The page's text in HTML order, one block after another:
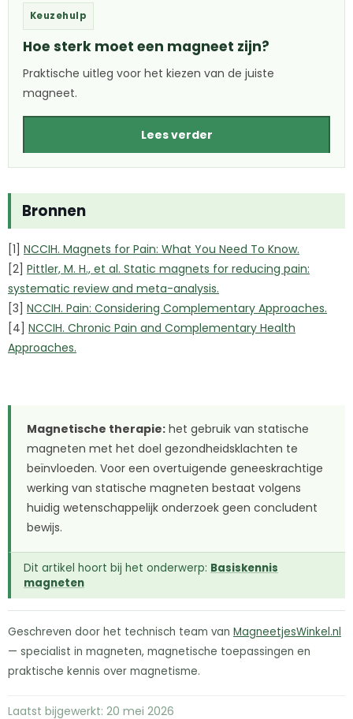
Keuzehulp
Hoe sterk moet een magneet zijn?
Praktische uitleg voor het kiezen van de juiste
magneet.
Lees verder
Bronnen
[1] NCCIH. Magnets for Pain: What You Need To Know.
[2] Pittler, M. H., et al. Static magnets for reducing pain:
systematic review and meta-analysis.
[3] NCCIH. Pain: Considering Complementary Approaches.
[4] NCCIH. Chronic Pain and Complementary Health
Approaches.
Magnetische therapie: het gebruik van statische
magneten met het doel gezondheidsklachten te
beïnvloeden. Voor een overtuigende geneeskrachtige
werking van statische magneten bestaat volgens
huidig wetenschappelijk onderzoek geen concludent
bewijs.
Dit artikel hoort bij het onderwerp: Basiskennis
magneten
Geschreven door het technisch team van MagneetjesWinkel.nl
— specialist in magneten, magnetische toepassingen en
praktische kennis over magnetisme.
Laatst bijgewerkt: 20 mei 2026